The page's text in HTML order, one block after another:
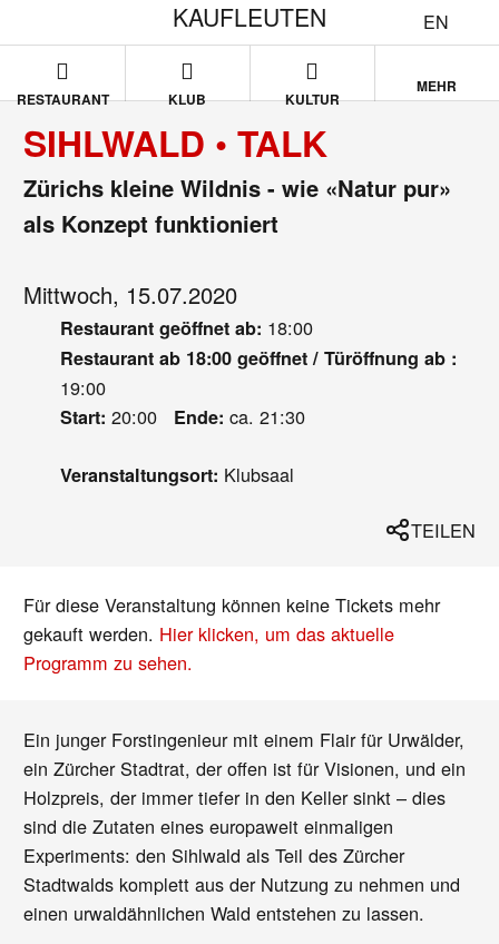
EN
KAUFLEUTEN
RESTAURANT KLUB KULTUR
MEHR
SIHLWALD • TALK
Zürichs kleine Wildnis - wie «Natur pur»
als Konzept funktioniert
Mittwoch, 15.07.2020
Restaurant geöffnet ab: 18:00
Restaurant ab 18:00 geöffnet / Türöffnung ab :
19:00
Start: 20:00 Ende: ca. 21:30
Veranstaltungsort: Klubsaal
TEILEN
Für diese Veranstaltung können keine Tickets mehr
gekauft werden. Hier klicken, um das aktuelle
Programm zu sehen.
Ein junger Forstingenieur mit einem Flair für Urwälder,
ein Zürcher Stadtrat, der offen ist für Visionen, und ein
Holzpreis, der immer tiefer in den Keller sinkt – dies
sind die Zutaten eines europaweit einmaligen
Experiments: den Sihlwald als Teil des Zürcher
Stadtwalds komplett aus der Nutzung zu nehmen und
einen urwaldähnlichen Wald entstehen zu lassen.